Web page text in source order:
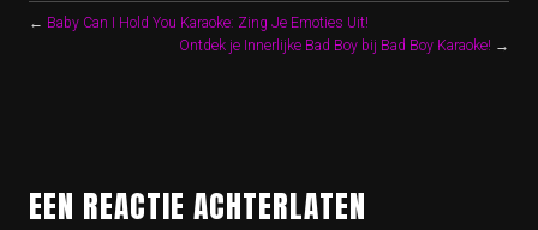
← Baby Can I Hold You Karaoke: Zing Je Emoties Uit!
Ontdek je Innerlijke Bad Boy bij Bad Boy Karaoke! →
EEN REACTIE ACHTERLATEN